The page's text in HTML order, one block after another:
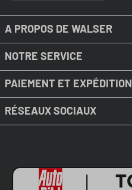
A PROPOS DE WALSER
NOTRE SERVICE
PAIEMENT ET EXPÉDITION
RÉSEAUX SOCIAUX